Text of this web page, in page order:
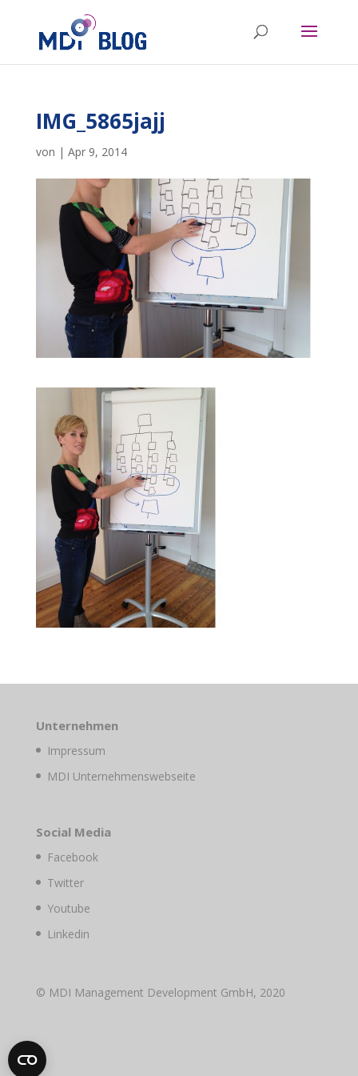
IMG_5865jajj
von | Apr 9, 2014
Unternehmen
Impressum
MDI Unternehmenswebseite
Social Media
Facebook
Twitter
Youtube
Linkedin
© MDI Management Development GmbH, 2020